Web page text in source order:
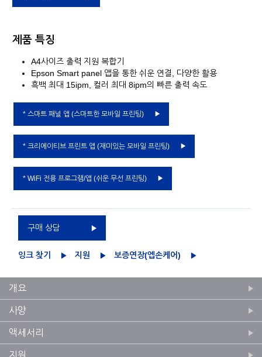
제품 특징
A4사이즈 출력 지원 복합기
Epson Smart panel 앱을 통한 쉬운 연결, 다양한 활용
흑백 최대 15ipm, 컬러 최대 8ipm의 빠른 출력 속도
* 스마트 패널 앱 (스마트한 모바일 프린팅)
* 크리에이티브 프린트 앱 (재미있는 모바일 프린팅)
* WiFi 전용 프로그램/앱 (쉬운 무선 프린팅)
구매 상담
잉크 찾기 지원 보증연장(엡손케어)
개요
사양
액세서리